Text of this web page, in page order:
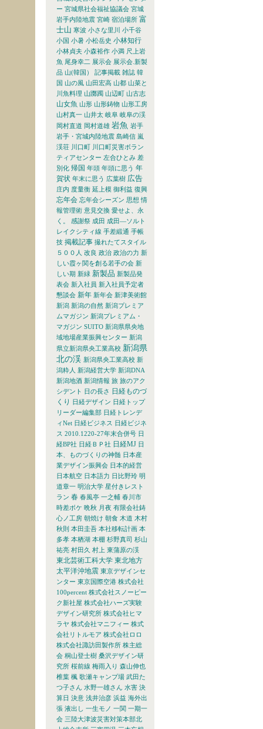
ー 宮城県社会福祉協議会 宮城
岩手内陸地震 宮崎 宿泊場所 富
士山 寒波 小さな里川 小千谷
小国 小暑 小松岳史 小林知行
小林貞夫 小森裕作 小満 尺上岩
魚 尾身幸二 展示会 展示会.新製
品 山(韓国） 記事掲載 雑誌 韓
国 山の風 山田宏高 山都 山菜と
川魚料理 山躑躅 山辺町 山古志
山女魚 山形 山形鋳物 山形工房
山村真一 山井太 岐阜 岐阜の渓
岡村直道 岡村道雄 岩魚 岩手
岩手・宮城内陸地震 島崎信 嵐
渓荘 川口町 川口町災害ボラン
ティアセンター 左合ひとみ 差
別化 帰国 年頭 年頭に思う 年
賀状 年末に思う 広葉樹 広告
庄内 度量衡 延上模 御利益 復興
忘年会 忘年会シーズン 思想 情
報管理術 意見交換 愛せよ、永
く。
感謝祭 成田 成田―ソルト
レイクシティ線 手差緞通 手帳
技 掲載記事 撮れたてスタイル
５００人 改良 政治 政治の力 新
しい霞ヶ関を創る若手の会 新
しい期 新緑 新製品 新製品発
表会 新入社員 新入社員予定者
懇談会 新年 新年会 新津美術館
新潟 新潟の自然 新潟プレミア
ムマガジン 新潟プレミアム・
マガジン SUITO 新潟県県央地
域地場産業振興センター 新潟
県立新潟県央工業高校 新潟県
北の渓 新潟県央工業高校 新
潟粋人 新潟経営大学 新潟DNA
新潟地酒 新潟情報 旅 旅のアク
シデント 日の長さ 日経ものづ
くり 日経デザイン 日経トップ
リーダー編集部 日経トレンデ
ィNet 日経ビジネス 日経ビジネ
ス 2010.1220-27年末合併号 日
経BP社 日経ＢＰ社 日経MJ 日
本、ものづくりの神髄 日本産
業デザイン振興会 日本的経営
日本航空 日本語力 日比野玲 明
道章一 明治大学 星付きレスト
ラン 春 春風亭 一之輔 春川市
時差ボケ 晩秋 月夜 有限会社鋳
心ノ工房 朝焼け 朝食 木道 木村
秋則 本田圭吾 本社移転計画 本
多孝 本栖湖 本棚 杉野真司 杉山
祐亮 村田久 村上 東蒲原の渓
東北芸術工科大学 東北地方
太平洋沖地震 東京デザインセ
ンター 東京国際空港 株式会社
100percent 株式会社スノーピー
ク新社屋 株式会社ハーズ実験
デザイン研究所 株式会社ヒマ
ラヤ 株式会社マニフィー 株式
会社リトルモア 株式会社ロロ
株式会社諏訪田製作所 株主総
会 桐山登士樹 桑沢デザイン研
究所 桜前線 梅雨入り 森山伸也
椎葉 楓 歌瀬キャンプ場 武田た
つ子さん 水野一雄さん 水害 決
算日 決意 浅井治彦 浜益 海外出
張 液出し 一生モノ 一関 一期一
会 三陸大津波災害対策本部北